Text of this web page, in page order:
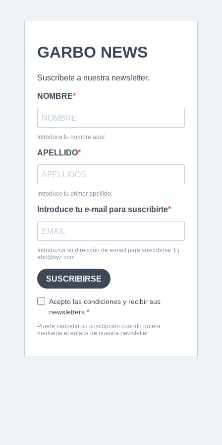
GARBO NEWS
Suscríbete a nuestra newsletter.
NOMBRE
Introduce tu nombre aquí.
APELLIDO
Introduce tu primer apellido.
Introduce tu e-mail para suscribirte
Introduzca su dirección de e-mail para suscribirse. Ej.:
abc@xyz.com
SUSCRIBIRSE
Acepto las condiciones y recibir sus
newsletters.
Puede cancelar su suscripción cuando quiera
mediante el enlace de nuestra newsletter.